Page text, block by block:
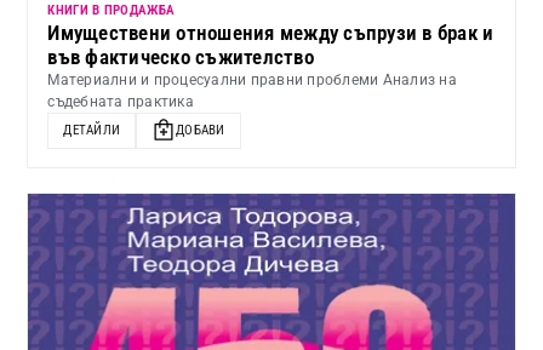
КНИГИ В ПРОДАЖБА
Имуществени отношения между съпрузи в брак и
във фактическо съжителство
Материални и процесуални правни проблеми Анализ на
съдебната практика
ДЕТАЙЛИ ДОБАВИ